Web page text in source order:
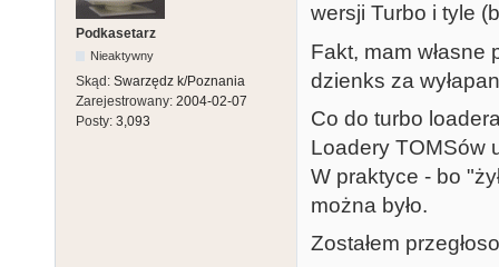
Podkasetarz
Nieaktywny
Skąd: Swarzędz k/Poznania
Zarejestrowany: 2004-02-07
Posty: 3,093
wersji Turbo i tyle
Fakt, mam własne
dzienks za
Co do turbo
Loadery TOMSów
W praktyce - bo
można było.
Zostałem